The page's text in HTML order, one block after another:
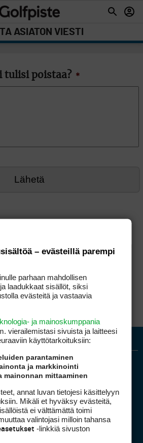
ASIATON VIESTI
tulisi poistaa? *
mediakortti
– evästeillä parempi
parhaan mahdollisen
laadukkaat sisällöt, siksi
evästeitä ja vastaavia
ja mainoskumppania
vierailemis­tasi sivuista ja laitteesi
käyttötarkoituksiin:
parantaminen
ja markkinointi
mainonnan mittaaminen
annat luvan tietojesi käsittelyyn
Mikäli et hyväksy evästeitä,
ei välttämättä toimi
valintojasi milloin tahansa
-linkkiä sivuston